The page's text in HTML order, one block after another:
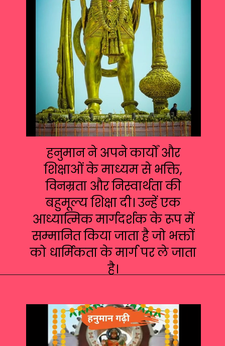
हनुमान ने अपने कार्यों और
शिक्षाओं के माध्यम से भक्ति,
विनम्रता और निस्वार्थता की
बहुमूल्य शिक्षा दी। उन्हें एक
आध्यात्मिक मार्गदर्शक के रूप में
सम्मानित किया जाता है जो भक्तों
को धार्मिकता के मार्ग पर ले जाता
है।